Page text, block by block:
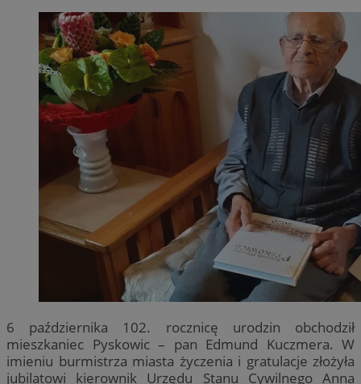
6 października 102. rocznicę urodzin obchodził
mieszkaniec Pyskowic – pan Edmund Kuczmera. W
imieniu burmistrza miasta życzenia i gratulacje złożyła
jubilatowi kierownik Urzędu Stanu Cywilnego Anna